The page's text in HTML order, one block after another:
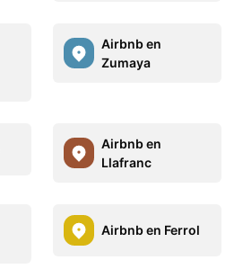
Airbnb en
Zumaya
Airbnb en
Llafranc
Airbnb en Ferrol